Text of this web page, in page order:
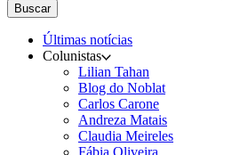
Buscar
Últimas notícias
Colunistas
Lilian Tahan
Blog do Noblat
Carlos Carone
Andreza Matais
Claudia Meireles
Fábia Oliveira